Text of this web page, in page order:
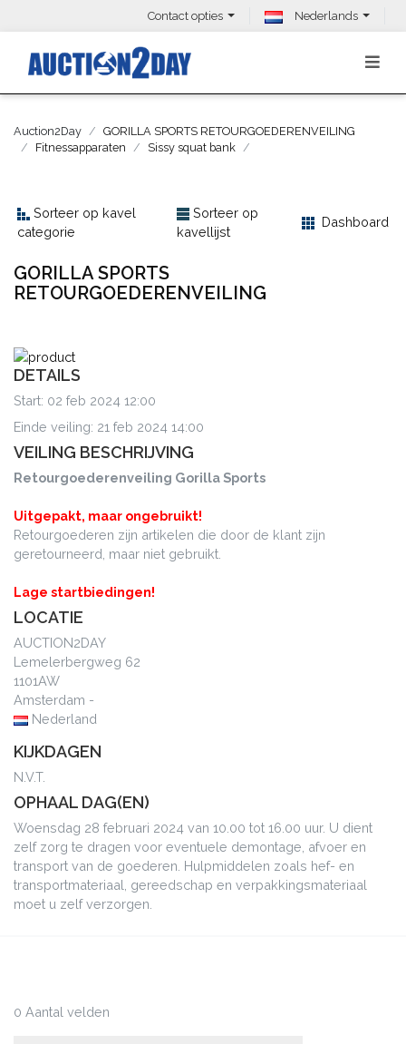
Contact opties Nederlands
Auction2Day
GORILLA SPORTS RETOURGOEDERENVEILING
Fitnessapparaten
Sissy squat bank
Sorteer op kavel
categorie
Sorteer op
kavellijst
Dashboard
GORILLA SPORTS
RETOURGOEDERENVEILING
DETAILS
Start: 02 feb 2024 12:00
Einde veiling: 21 feb 2024 14:00
VEILING BESCHRIJVING
Retourgoederenveiling Gorilla Sports
Uitgepakt, maar ongebruikt!
Retourgoederen zijn artikelen die door de klant zijn
geretourneerd, maar niet gebruikt.
Lage startbiedingen!
LOCATIE
AUCTION2DAY
Lemelerbergweg 62
1101AW
Amsterdam -
Nederland
KIJKDAGEN
N.V.T.
OPHAAL DAG(EN)
Woensdag 28 februari 2024 van 10.00 tot 16.00 uur. U dient
zelf zorg te dragen voor eventuele demontage, afvoer en
transport van de goederen. Hulpmiddelen zoals hef- en
transportmateriaal, gereedschap en verpakkingsmateriaal
moet u zelf verzorgen.
0 Aantal velden